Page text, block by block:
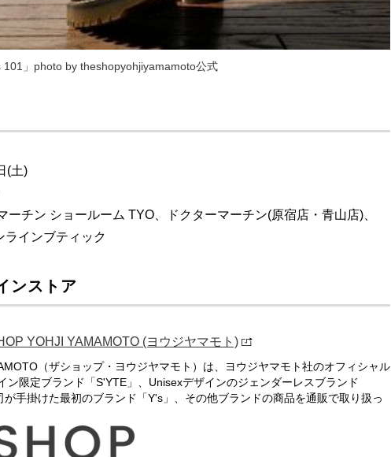
101」photo by theshopyohjiyamamoto公式
(土)
ーチン ショールーム TYO、ドクターマーチン(原宿店・青山店)、
ラインブティック
ンストア
YOHJI YAMAMOTO (ヨウジヤマモト)
（ザショップ・ヨウジヤマモト）は、ヨウジヤマモト社のオフィシャル
ン限定ブランド「S'YTE」、Unisexデザインのジェンダーレスブランド
が手掛けた最初のブランド「Y's」、その他ブランドの商品を通販で取り扱っ